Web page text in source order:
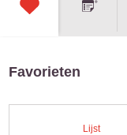
Favorieten
Lijst